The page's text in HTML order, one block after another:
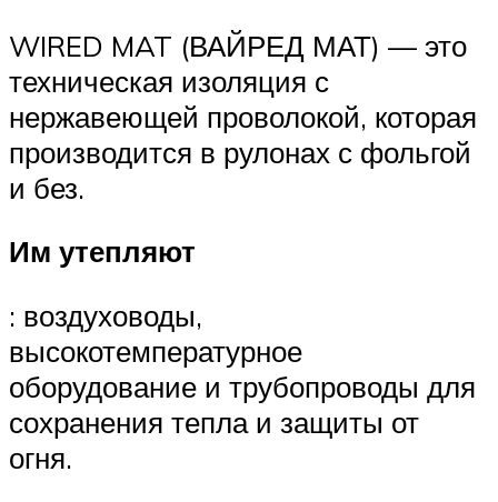
WIRED MAT (ВАЙРЕД МАТ) — это
техническая изоляция с
нержавеющей проволокой, которая
производится в рулонах с фольгой
и без.
Им утепляют
: воздуховоды,
высокотемпературное
оборудование и трубопроводы для
сохранения тепла и защиты от
огня.